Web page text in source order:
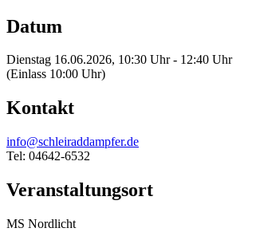
Datum
Dienstag 16.06.2026, 10:30 Uhr - 12:40 Uhr
(Einlass 10:00 Uhr)
Kontakt
info@schleiraddampfer.de
Tel: 04642-6532
Veranstaltungsort
MS Nordlicht